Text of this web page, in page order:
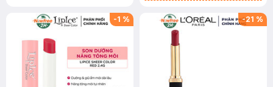
1.5g (SL có hạn)
-1 % -21 %